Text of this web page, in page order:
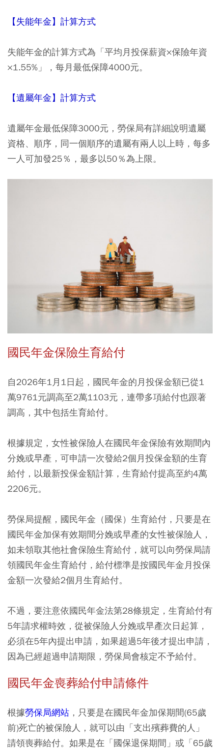
【失能年金】計算方式
失能年金的計算方式為「平均月投保薪資×保險年資
×1.55%」，每月最低保障4000元。
【遺屬年金】計算方式
遺屬年金最低保障3000元，勞保局有詳細說明遺屬
資格、順序，同一個順序的遺屬有兩人以上時，每多
一人可加發25％，最多以50％為上限。
國民年金保險生育給付
自2026年1月1日起，國民年金的月投保金額已從1
萬9761元調高至2萬1103元，連帶多項給付也跟著
調高，其中包括生育給付。
根據規定，女性被保險人在國民年金保險有效期間內
分娩或早產，可申請一次發給2個月投保金額的生育
給付，以最新投保金額計算，生育給付提高至約4萬
2206元。
勞保局提醒，國民年金（國保）生育給付，只要是在
國民年金加保有效期間分娩或早產的女性被保險人，
如未領取其他社會保險生育給付，就可以向勞保局請
領國民年金生育給付，給付標準是按國民年金月投保
金額一次發給2個月生育給付。
不過，要注意依國民年金法第28條規定，生育給付有
5年請求權時效，從被保險人分娩或早產次日起算，
必須在5年內提出申請，如果超過5年後才提出申請，
因為已經超過申請期限，勞保局會核定不予給付。
國民年金喪葬給付申請條件
根據勞保局網站 ，只要是在國民年金加保期間(65歲
前)死亡的被保險人，就可以由「支出殯葬費的人」
請領喪葬給付。如果是在「國保退保期間」或「65歲